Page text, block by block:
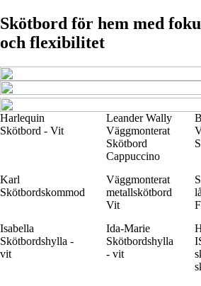
Skötbord för hem med
och flexibilitet
Harlequin
Skötbord - Vit
Leander Wally
Väggmonterat
Skötbord
Cappuccino
Karl
Skötbordskommod
Väggmonterat
metallskötbord
Vit
Isabella
Skötbordshylla -
vit
Ida-Marie
Skötbordshylla
- vit